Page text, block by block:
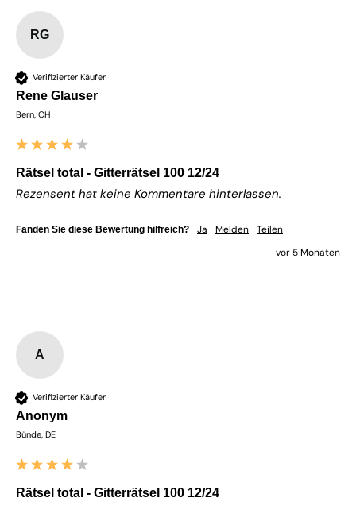
RG
Verifizierter Käufer
Rene Glauser
Bern, CH
Rätsel total - Gitterrätsel 100 12/24
Rezensent hat keine Kommentare hinterlassen.
Fanden Sie diese Bewertung hilfreich? Ja Melden
Teilen
vor 5 Monaten
A
Verifizierter Käufer
Anonym
Bünde, DE
Rätsel total - Gitterrätsel 100 12/24